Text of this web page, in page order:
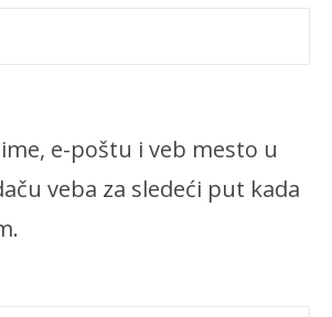
e-poštu i veb mesto u
veba za sledeći put kada